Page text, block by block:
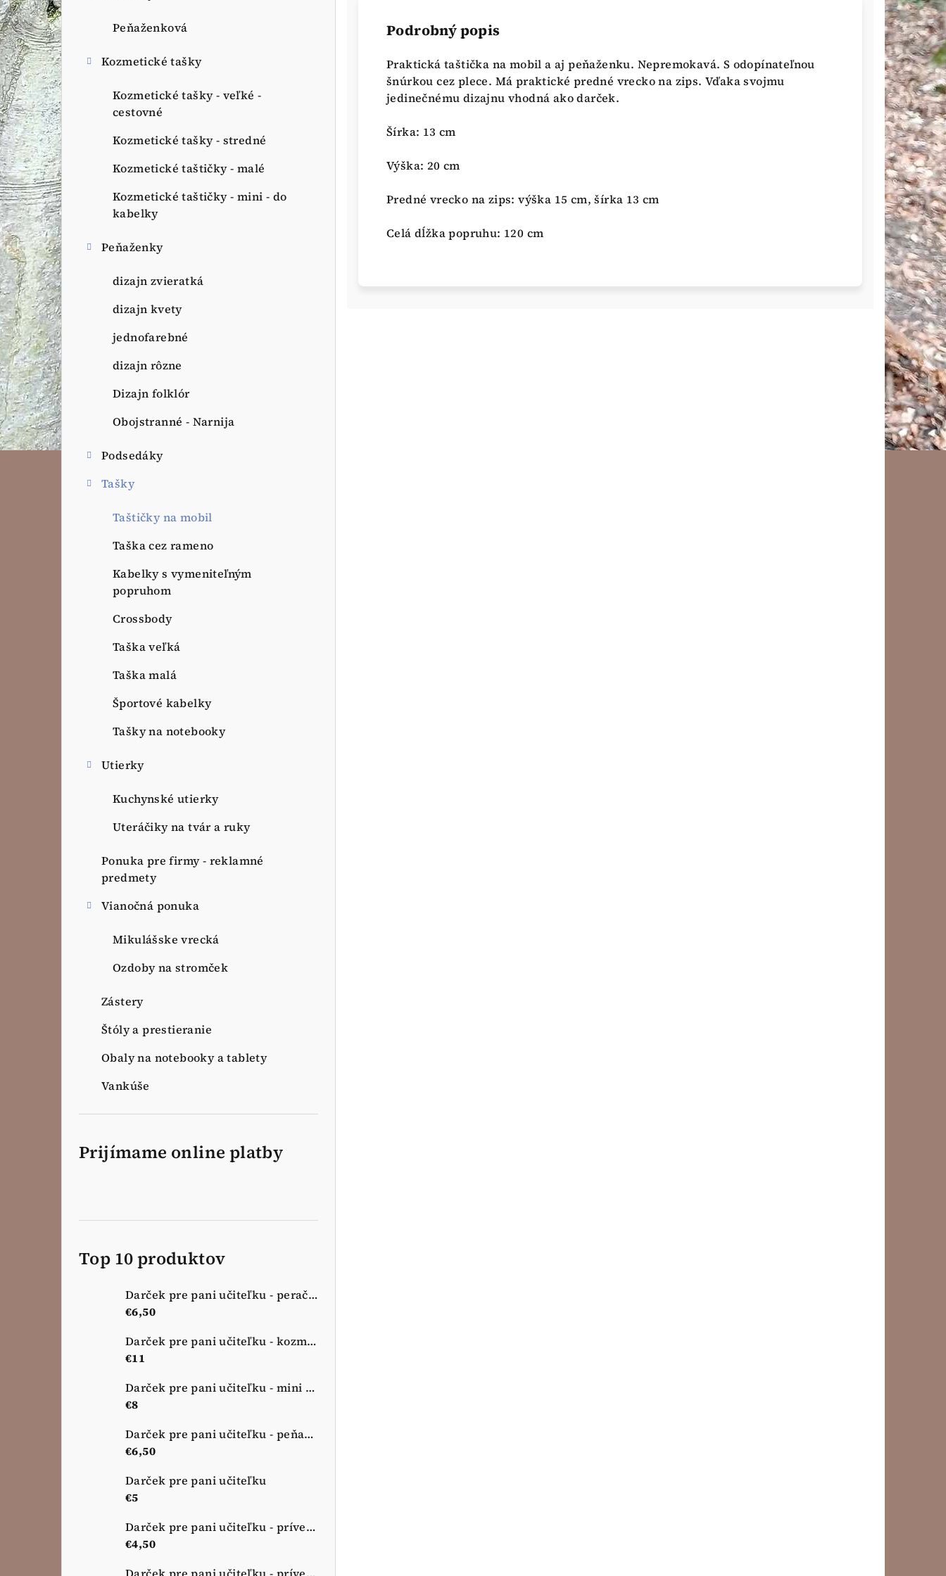
Peňaženková
Kozmetické tašky
Kozmetické tašky - veľké -
cestovné
Kozmetické tašky - stredné
Kozmetické taštičky - malé
Kozmetické taštičky - mini - do
kabelky
Peňaženky
dizajn zvieratká
dizajn kvety
jednofarebné
dizajn rôzne
Dizajn folklór
Obojstranné - Narnija
Podsedáky
Tašky
Taštičky na mobil
Taška cez rameno
Kabelky s vymeniteľným
popruhom
Crossbody
Taška veľká
Taška malá
Športové kabelky
Tašky na notebooky
Utierky
Kuchynské utierky
Uteráčiky na tvár a ruky
Ponuka pre firmy - reklamné
predmety
Vianočná ponuka
Mikulášske vrecká
Ozdoby na stromček
Zástery
Štóly a prestieranie
Obaly na notebooky a tablety
Vankúše
Prijímame online platby
Top 10 produktov
Darček pre pani učiteľku - peračník - ružová lúka
€6,50
Darček pre pani učiteľku - kozmetická taštička - nová lúka
€11
Darček pre pani učiteľku - mini kozmetická taštička - nová lúka
€8
Darček pre pani učiteľku - peňaženka - nová lúka
€6,50
Darček pre pani učiteľku
€5
Darček pre pani učiteľku - prívesok na kľúče - zelená
€4,50
Podrobný popis
Praktická taštička na mobil a aj peňaženku. Nepremokavá. S odopínateľnou
šnúrkou cez plece. Má praktické predné vrecko na zips. Vďaka svojmu
jedinečnému dizajnu vhodná ako darček.
Šírka: 13 cm
Výška: 20 cm
Predné vrecko na zips: výška 15 cm, šírka 13 cm
Celá dĺžka popruhu: 120 cm